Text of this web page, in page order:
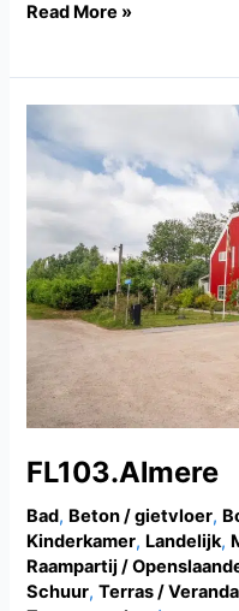
Read More »
FL103.Almere
Bad, Beton / gietvloer,
Kinderkamer, Landelijk,
Raampartij /
Schuur,Terras / Veranda